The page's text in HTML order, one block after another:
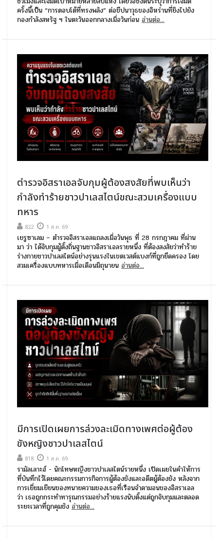
ครั้งนี้เป็น “การตอบโต้ที่ทรงพลัง” ต่อขีปนาวุธของอิหร่านที่ยิงไปยัง
กองกำลังสหรัฐ ฯ ในตะวันออกกลางเมื่อวันก่อน อ่านต่อ...
ตำรวจอิสราเอลจับกุมผู้ต้องสงสัยที่พบเห็นว่า
กำลังทำร้ายชาวปาเลสไตน์ขณะสวมเครื่องแบบ
ทหาร
822 1 ส.ค. 69
เยรูซาเลม – ตำรวจอิสราเอลแถลงเมื่อวันพุธ ที่ 28 กรกฎาคม ที่ผ่าน
มา ว่า ได้จับกุมผู้ตั้งถิ่นฐานชาวอิสราเอลรายหนึ่ง ที่ต้องสงสัยว่าทำร้าย
ร่างกายชาวปาเลสไตน์อย่างรุนแรงในเขตเวสต์แบงก์ที่ถูกยึดครอง โดย
สวมเครื่องแบบทหารเมื่อเดือนมิถุนายน อ่านต่อ...
มีการเปิดเผยการล่วงละเมิดทางเพศต่อผู้ต้อง
ขังหญิงชาวปาเลสไตน์
818 1 ส.ค. 69
รามัลเลาะฮ์ - นักโทษหญิงชาวปาเลสไตน์รายหนึ่ง เปิดเผยในคำให้การ
ที่บันทึกไว้โดยคณะกรรมการกิจการผู้ต้องขังและอดีตผู้ต้องขัง หลังจาก
การเยี่ยมเยียนของทนายความของเธอที่เรือนจำดามอนของอิสราเอล
ว่า เธอถูกกระทำทารุณกรรมอย่างร้ายแรงนับตั้งแต่ถูกจับกุมและตลอด
ระยะเวลาที่ถูกคุมขัง อ่านต่อ...